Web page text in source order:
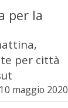
per la
per città
10 maggio 2020